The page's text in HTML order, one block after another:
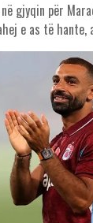
gjyqin për
e as të hante,